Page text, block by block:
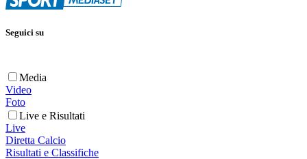
Seguici su
Media
Video
Foto
Live e Risultati
Live
Diretta Calcio
Risultati e Classifiche